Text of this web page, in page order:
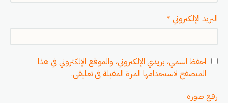
البريد الإلكتروني *
احفظ اسمي، بريدي الإلكتروني، والموقع الإلكتروني في هذا
المتصفح لاستخدامها المرة المقبلة في تعليقي.
رفع صورة